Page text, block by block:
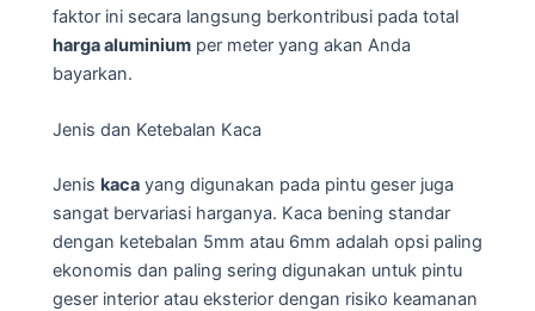
faktor ini secara langsung berkontribusi pada total
harga aluminium per meter yang akan Anda
bayarkan.
Jenis dan Ketebalan Kaca
Jenis kaca yang digunakan pada pintu geser juga
sangat bervariasi harganya. Kaca bening standar
dengan ketebalan 5mm atau 6mm adalah opsi paling
ekonomis dan paling sering digunakan untuk pintu
geser interior atau eksterior dengan risiko keamanan